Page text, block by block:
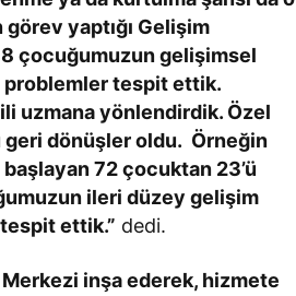
yaptığı Gelişim
çocuğumuzun gelişimsel
problemler tespit ettik.
uzmana yönlendirdik. Özel
geri dönüşler oldu. Örneğin
72 çocuktan 23’ü
ileri düzey gelişim
ettik.” dedi.
inşa ederek, hizmete